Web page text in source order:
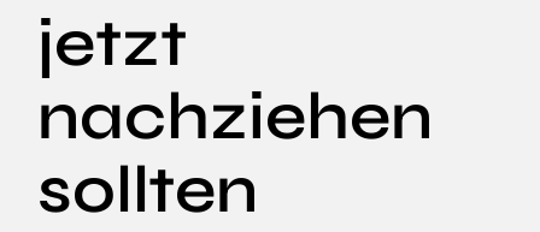
jetzt
nachziehen
sollten